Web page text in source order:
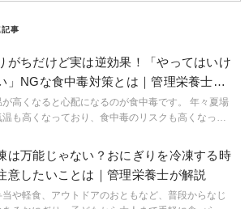
記事
がちだけど実は逆効果！「やってはいけ
」NGな食中毒対策とは｜管理栄養士が
が高くなると心配になるのが食中毒です。 年々夏場
温も高くなっており、食中毒のリスクも高くなって
ることもあります。 正しい食中毒の予防をするため
注意してほしいポイントを、管理栄養士が解説しま
は万能じゃない？おにぎりを冷凍する時
意したいことは｜管理栄養士が解説
当や軽食、アウトドアのおともなど、普段からなじ